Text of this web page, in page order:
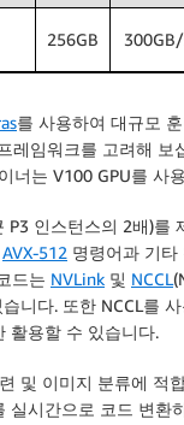
256GB
를 사용하여 대규모
레임워크를 고려해 보
너는 V100 GPU를 사
P3 인스턴스의 2배)를
AVX-512 명령어과 기타
드는 NVLink 및 NCCL
니다. 또한 NCCL를
활용할 수 있습니다.
및 이미지 분류에 적
실시간으로 코드 변